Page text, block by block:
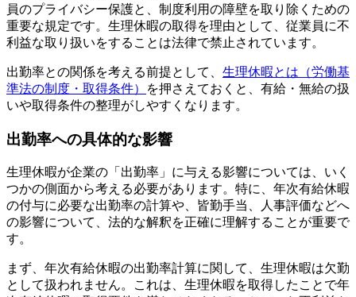
員のプライバシー保護と、制度利用の障壁を取り除くための
重要な規定です。生理休暇の取得を理由として、従業員に不
利益な取り扱いをすることは法律で禁止されています。
出勤率との関係を考える前提として、 生理休暇とは（労働基
準法の制度・取得条件）
を押さえておくと、有給・無給の扱
いや取得条件の整理がしやすくなります。
出勤率への具体的な影響
生理休暇が企業の「出勤率」に与える影響については、いく
つかの側面から考える必要があります。特に、年次有給休暇
の付与に必要な出勤率の計算や、皆勤手当、人事評価などへ
の影響について、法的な解釈を正確に理解することが重要で
す。
まず、年次有給休暇の出勤率計算に関して、生理休暇は欠勤
として扱われません。これは、生理休暇を取得したことで年